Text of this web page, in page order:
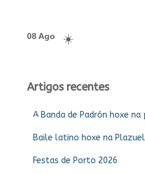
08 Ago
Artigos recentes
A Banda de Padrón hoxe na
Baile latino hoxe na
Festas de Porto 2026